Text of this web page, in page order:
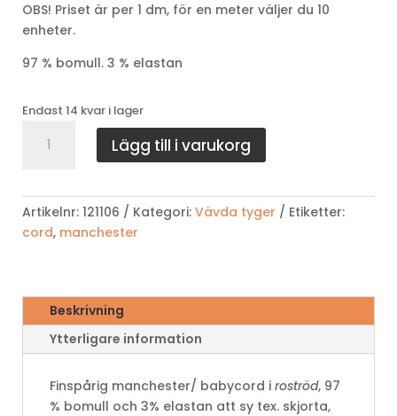
OBS! Priset är per 1 dm, för en meter väljer du 10
enheter.
97 % bomull. 3 % elastan
Endast 14 kvar i lager
manchester,
Lägg till i varukorg
Artikelnr: 121106 Kategori: Vävda tyger
Etiketter:
cord, manchester
Beskrivning
Ytterligare information
Finspårig manchester/ babycord i roströd, 97
% bomull och 3% elastan att sy tex. skjorta,